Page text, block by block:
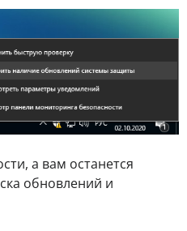
а вам останется
обновлений и